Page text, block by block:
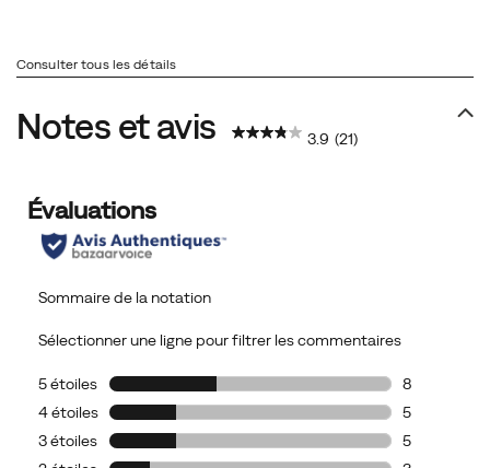
Consulter tous les détails
Notes et avis 3.9 (21)